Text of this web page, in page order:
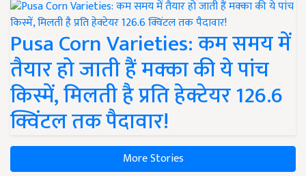
Pusa Corn Varieties: कम समय में
तैयार हो जाती हैं मक्का की ये पांच
किस्में, मिलती है प्रति हेक्टेयर 126.6
क्विंटल तक पैदावार!
More Stories